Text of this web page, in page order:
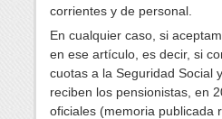
corrientes y de personal.
En cualquier caso, si
en ese artículo, es decir, si
cuotas a la Seguridad Social
reciben los pensionistas, en
oficiales (memoria publicada